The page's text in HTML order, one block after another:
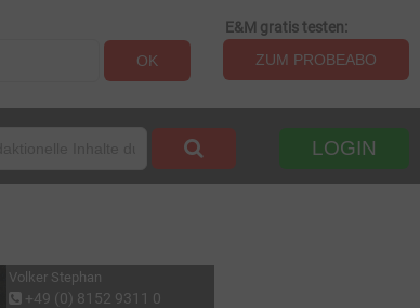
OK
E&M gratis testen:
ZUM PROBEABO
LOGIN
Volker Stephan
+49 (0) 8152 9311 0